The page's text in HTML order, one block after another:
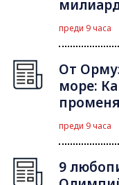
преди 9 часа
От
море:
преди 9 часа
9